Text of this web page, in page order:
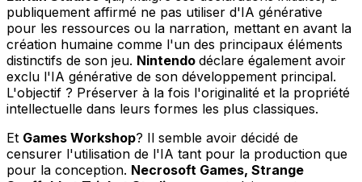
publiquement affirmé ne pas utiliser d'IA générative
pour les ressources ou la narration, mettant en avant la
création humaine comme l'un des principaux éléments
distinctifs de son jeu. Nintendo déclare également avoir
exclu l'IA générative de son développement principal.
L'objectif ? Préserver à la fois l'originalité et la propriété
intellectuelle dans leurs formes les plus classiques.
Et Games Workshop? Il semble avoir décidé de
censurer l'utilisation de l'IA tant pour la production que
pour la conception. Necrosoft Games, Strange